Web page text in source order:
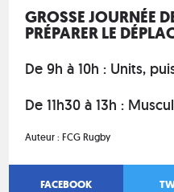
GROSSE JOURNÉE
PRÉPARER LE
De 9h à 10h : Units,
De 11h30 à 13h :
Auteur :FCG Rugby
FACEBOOK